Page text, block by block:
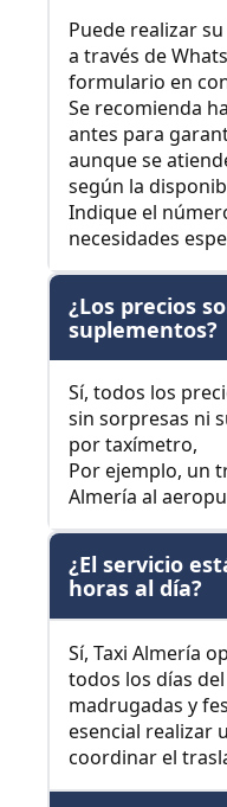
Puede realizar
a través de
formulario en
Se recomienda
antes para
aunque se
según la
Indique el
necesidades
¿Los precios
suplementos?
Sí, todos los
sin sorpresas ni
por taxímetro,
Por ejemplo, un
Almería al
¿El servicio
horas al día?
Sí, Taxi Almería
todos los días
madrugadas y
esencial realizar
coordinar el